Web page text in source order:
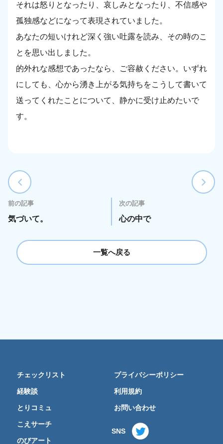
それは怒りとなったり、哀しみとなったり、不信感や
孤独感などになって表現されていました。
あなたの短いけれど深く強い吐露を読み、その時のこ
とを思い出しました。
的外れな感想であったなら、ご容赦ください。いずれ
にしても、心から湧き上がる気持ちをこうして書いて
送ってくれたことについて、静かに受け止めたいで
す。
前の記事
気づいて。
次の記事
心の中で
一覧へ戻る
チェックリスト
経験談
とりコミュ
こえサーチ
のびアート
プライバシーポリシー
利用規約
お問い合わせ
SNS